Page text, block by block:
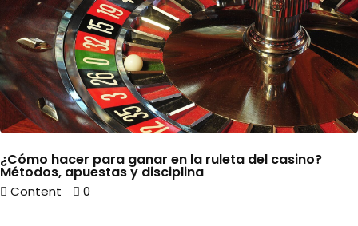
¿Cómo hacer para ganar en la ruleta del casino?
Métodos, apuestas y disciplina
Content 0